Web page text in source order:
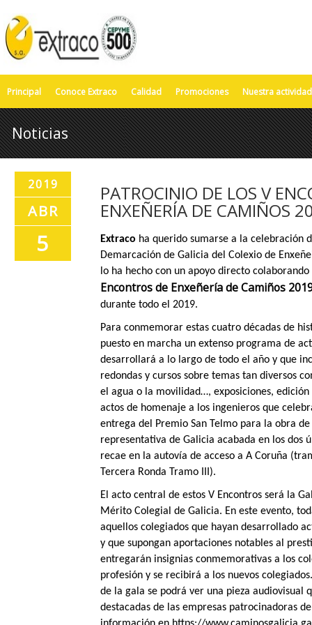
Principal Conoce Extraco Calidad Promociones Nuestra actividad
Noticias
2019
ABR
5
PATROCINIO DE LOS V
ENXEÑERÍA DE CAMIÑOS
Extraco ha querido sumarse a la celebración
Demarcación de Galicia del Colexio de
lo ha hecho con un apoyo directo
Encontros de Enxeñería de Camiños
durante todo el 2019.
Para conmemorar estas cuatro décadas de
puesto en marcha un extenso programa de
desarrollará a lo largo de todo el año y que
redondas y cursos sobre temas tan diversos
el agua o la movilidad…, exposiciones,
actos de homenaje a los ingenieros que
entrega del Premio San Telmo para la obra
representativa de Galicia acabada en los dos
recae en la autovía de acceso a A Coruña
Tercera Ronda Tramo III).
El acto central de estos V Encontros será la
Mérito Colegial de Galicia. En este evento,
aquellos colegiados que hayan desarrollado
y que supongan aportaciones notables al
entregarán insignias conmemorativas a los
profesión y se recibirá a los nuevos
de la gala se podrá ver una pieza audiovisual
destacadas de las empresas patrocinadoras